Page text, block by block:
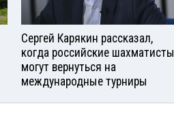
Сергей Карякин рассказал,
когда российские шахматисты
могут вернуться на
международные турниры